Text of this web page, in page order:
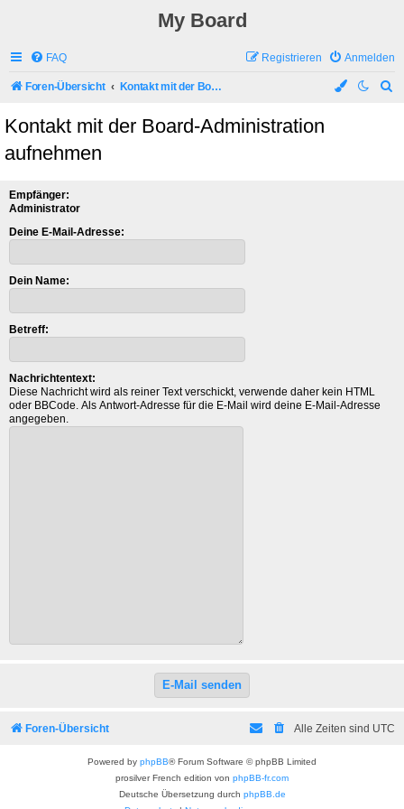
My Board
FAQ Anmelden
Registrieren
Foren-Übersicht Kontakt mit der Board-Administration aufnehmen
Kontakt mit der Board-Administration
aufnehmen
Empfänger:
Administrator
Deine E-Mail-Adresse:
Dein Name:
Betreff:
Nachrichtentext:
Diese Nachricht wird als reiner Text verschickt, verwende daher kein HTML
oder BBCode. Als Antwort-Adresse für die E-Mail wird deine E-Mail-Adresse
angegeben.
Foren-Übersicht Alle Zeiten sind UTC
Powered by phpBB® Forum Software © phpBB Limited
prosilver French edition von phpBB-fr.com
Deutsche Übersetzung durch phpBB.de